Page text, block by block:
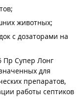
животных;
с дозаторами на
Пр Супер Лонг
для
препаратов,
работы септиков